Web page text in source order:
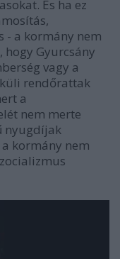
És ha ez
- a kormány nem
Gyurcsány
vagy a
rendőrattak
a
nem merte
nyugdíjak
kormány nem